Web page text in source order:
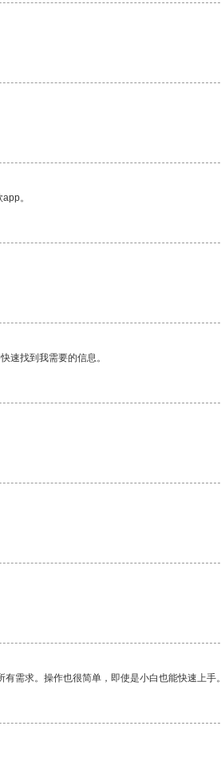
。
速找到我需要的信息。
需求。操作也很简单，即使是小白也能快速上手。